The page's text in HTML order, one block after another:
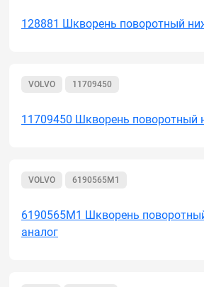
128881 Шкворень поворотный
VOLVO 11709450
11709450 Шкворень поворотный
VOLVO 6190565M1
6190565M1 Шкворень
аналог